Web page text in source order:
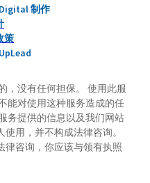
制作
策
，没有任何担保。 使用此服
能对使用这种服务造成的任
务提供的信息以及我们网站
用，并不构成法律咨询。
律咨询，你应该与领有执照